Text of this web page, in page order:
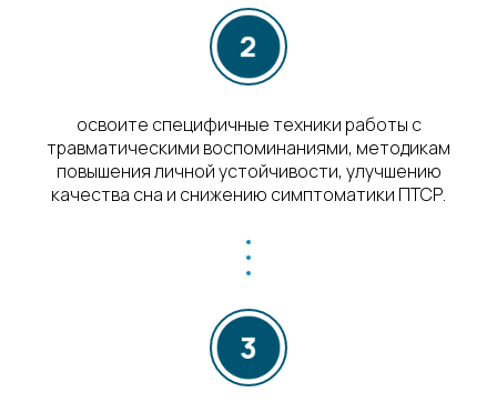
освоите специфичные техники работы с
травматическими воспоминаниями, методикам
повышения личной устойчивости, улучшению
качества сна и снижению симптоматики ПТСР.